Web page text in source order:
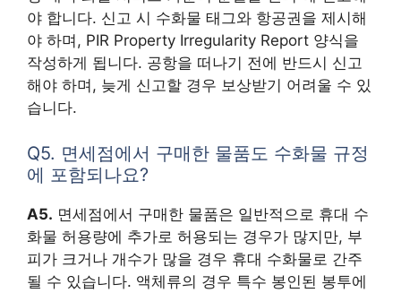
야 합니다. 신고 시 수화물 태그와 항공권을 제시해
야 하며, PIR Property Irregularity Report 양식을
작성하게 됩니다. 공항을 떠나기 전에 반드시 신고
해야 하며, 늦게 신고할 경우 보상받기 어려울 수 있
습니다.
Q5. 면세점에서 구매한 물품도 수화물 규정
에 포함되나요?
A5. 면세점에서 구매한 물품은 일반적으로 휴대 수
화물 허용량에 추가로 허용되는 경우가 많지만, 부
피가 크거나 개수가 많을 경우 휴대 수화물로 간주
될 수 있습니다. 액체류의 경우 특수 봉인된 봉투에